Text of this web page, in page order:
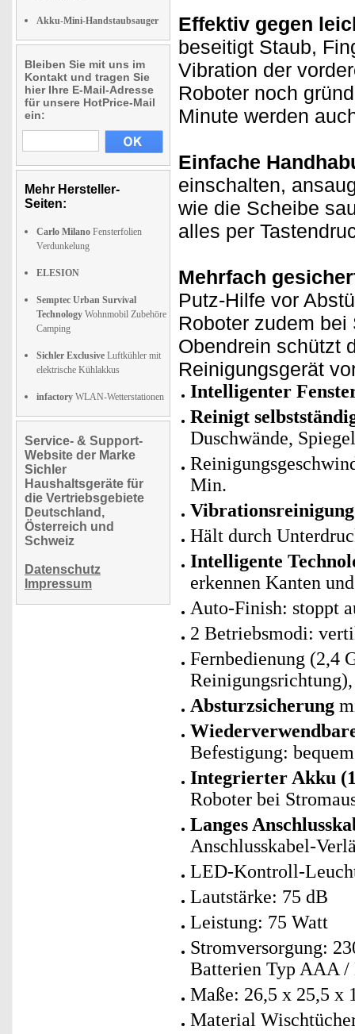
Akku-Mini-Handstaubsauger
Bleiben Sie mit uns im
Kontakt und tragen Sie
hier Ihre E-Mail-Adresse
für unsere HotPrice-Mail
ein:
Mehr Hersteller-
Seiten:
Carlo Milano Fensterfolien
Verdunkelung
ELESION
Semptec Urban Survival
Technology Wohnmobil Zubehöre
Camping
Sichler Exclusive Luftkühler mit
elektrische Kühlakkus
infactory WLAN-Wetterstationen
Service- & Support-
Website der Marke
Sichler
Haushaltsgeräte für
die Vertriebsgebiete
Deutschland,
Österreich und
Schweiz
Datenschutz
Impressum
Effektiv gegen
beseitigt Staub,
Vibration der
Roboter noch
Minute werden
Einfache
einschalten,
wie die Scheibe
alles per
Mehrfach
Putz-Hilfe vor
Roboter zudem
Obendrein schützt
Reinigungsgerät
Intelligenter
Reinigt
Duschwände,
Min.
Vibrationsreinigung
Hält durch
Intelligente
erkennen Kanten
Auto-Finish: stoppt
2 Betriebsmodi:
Fernbedienung (2,4
Absturzsicherung
Befestigung:
Integrierter Akku
Roboter bei
Langes
Anschlusskabel-
LED-Kontroll-
Lautstärke: 75 dB
Leistung: 75 Watt
Stromversorgung:
Batterien Typ AAA
Maße: 26,5 x 25,5 x
Material